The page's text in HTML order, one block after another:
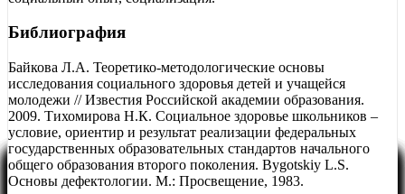
Библиография
Байкова Л.А. Теоретико-методологические основы
исследования социального здоровья детей и учащейся
молодежи // Известия Российской академии образования.
2009. Тихомирова Н.К. Социальное здоровье школьников –
условие, ориентир и результат реализации федеральных
государственных образовательных стандартов начального
общего образования второго поколения. Вygotskiy L.S.
Основы дефектологии. М.: Просвещение, 1983.